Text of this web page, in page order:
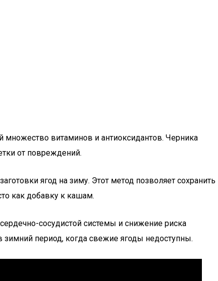
множество витаминов и антиоксидантов. Черника
от повреждений.
ягод на зиму. Этот метод позволяет сохранить
как добавку к кашам.
сосудистой системы и снижение риска
зимний период, когда свежие ягоды недоступны.